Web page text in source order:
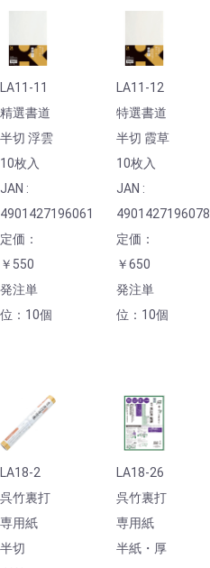
LA11-11
精選書道
半切 浮雲
10枚入
JAN :
4901427196061
定価：
￥550
発注単
位：10個
LA11-12
特選書道
半切 霞草
10枚入
JAN :
4901427196078
定価：
￥650
発注単
位：10個
LA18-2
呉竹裏打
専用紙
半切
LA18-26
呉竹裏打
専用紙
半紙・厚